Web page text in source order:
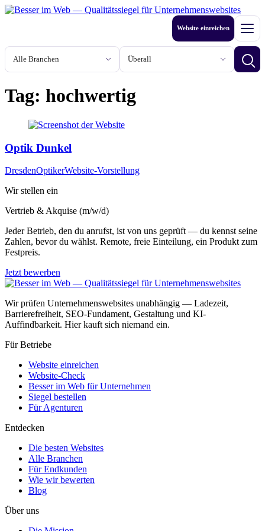
Zum
Branche
Stadt oder Region
Website einreichen Menü
Tag: hochwertig
Optik Dunkel
DresdenOptikerWebsite-Vorstellung
Wir stellen ein
Vertrieb & Akquise (m/w/d)
Jeder Betrieb, den du anrufst, ist von uns geprüft — du kennst seine
Zahlen, bevor du wählst. Remote, freie Einteilung, ein Produkt zum
Festpreis.
Jetzt bewerben
Wir prüfen Unternehmenswebsites unabhängig — Ladezeit,
Barrierefreiheit, SEO-Fundament, Gestaltung und KI-
Auffindbarkeit. Hier kauft sich niemand ein.
Für Betriebe
Website einreichen
Website-Check
Besser im Web für Unternehmen
Siegel bestellen
Für Agenturen
Entdecken
Die besten Websites
Alle Branchen
Für Endkunden
Wie wir bewerten
Blog
Über uns